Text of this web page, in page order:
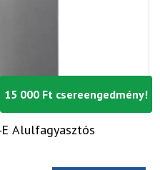
15 000 Ft csereengedmény!
Alulfagyasztós